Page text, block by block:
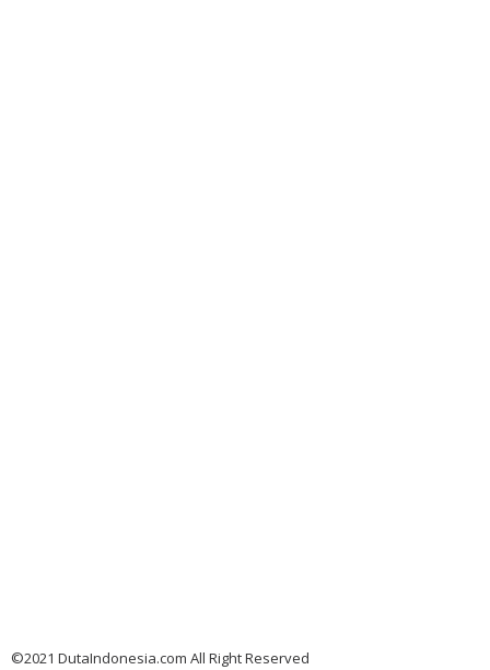
©2021 DutaIndonesia.com All Right Reserved